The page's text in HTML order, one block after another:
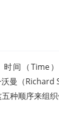
间（Time
曼（
顺序来组织